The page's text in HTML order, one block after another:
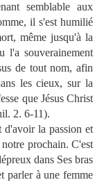
semblable aux
il s'est humilié
même jusqu'à la
l'a souverainement
de tout nom, afin
les cieux, sur la
que Jésus Christ
2. 6-11).
d'avoir la passion et
prochain. C'est
dans Ses bras
parler à une femme